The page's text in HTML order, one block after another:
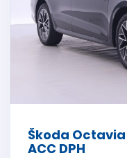
Škoda Octavia
ACC DPH